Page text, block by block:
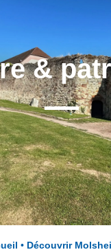
&
• Découvrir